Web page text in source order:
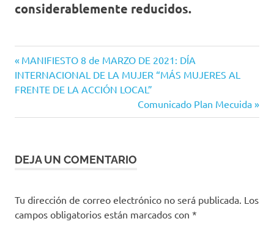
considerablemente reducidos.
Navegación
de
entradas
Entrada
anterior:
MANIFIESTO 8 de MARZO DE 2021: DÍA
INTERNACIONAL DE LA MUJER “MÁS MUJERES AL
FRENTE DE LA ACCIÓN LOCAL”
Siguiente
entrada:
Comunicado Plan Mecuida
DEJA UN COMENTARIO
Tu dirección de correo electrónico no será publicada. Los
campos obligatorios están marcados con *